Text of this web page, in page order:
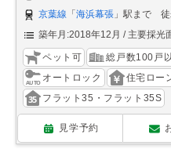
京葉線 「海浜幕張 」駅まで
築年月:2018年12月
主要採光
ペット可 総戸数100戸
オートロック
住宅ロー
フラット35・フラット35S
見学予約